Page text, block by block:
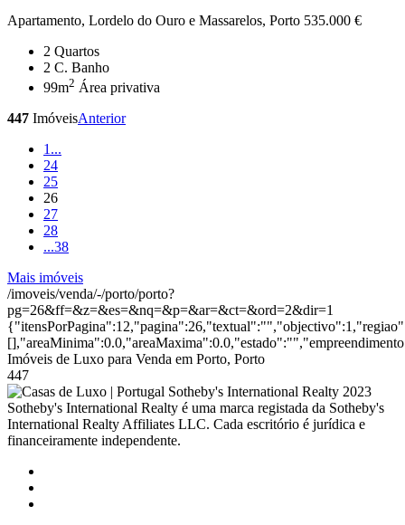
Apartamento, Lordelo do Ouro e Massarelos, Porto 535.000 €
2 Quartos
2 C. Banho
99m2 Área privativa
447 ImóveisAnterior
1 ...
24
25
26
27
28
...38
Mais imóveis
/imoveis/venda/-/porto/porto?
pg=26&ff=&z=&es=&nq=&p=&ar=&ct=&ord=2&dir=1
Imóveis de Luxo para Venda em Porto, Porto
447
2023
Sotheby's International Realty é uma marca registada da Sotheby's
International Realty Affiliates LLC. Cada escritório é jurídica e
financeiramente independente.